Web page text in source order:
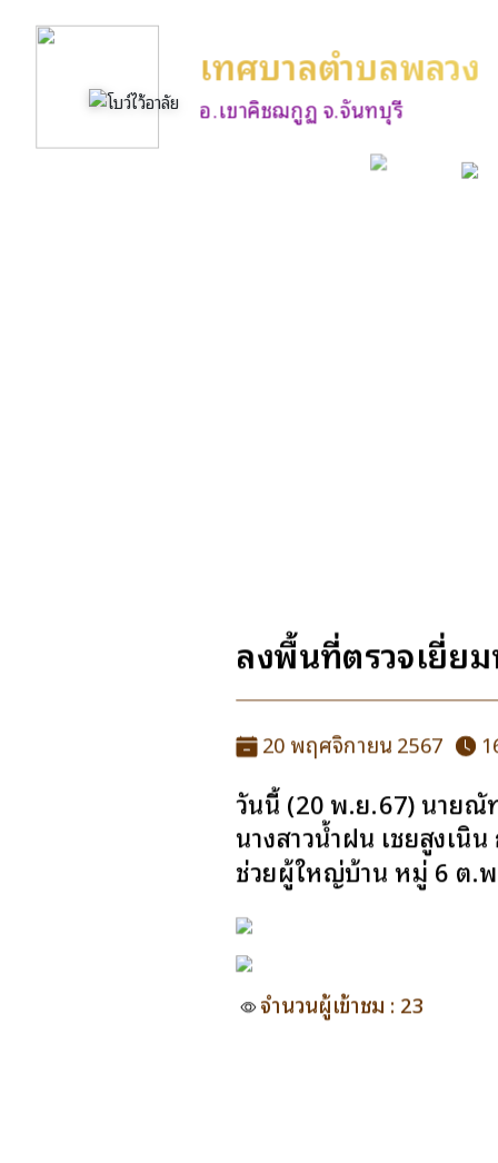
เทศบาลตำบลพลวง
อ.เขาคิชฌกูฏ จ.จันทบุรี
ลงพื้นที่ตรวจเยี่ย
20 พฤศจิกายน 2567
วันนี้ (20 พ.ย.67) นายณั
นางสาวน้ำฝน เชยสูงเ
ช่วยผู้ใหญ่บ้าน หมู่ 6 ต.พ
จำนวนผู้เข้าชม : 23